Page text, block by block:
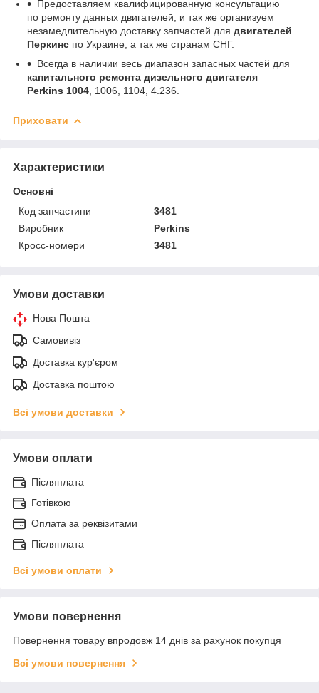
Предоставляем квалифицированную консультацию
по ремонту данных двигателей, и так же организуем
незамедлительную доставку запчастей для двигателей
Перкинс по Украине, а так же странам СНГ.
Всегда в наличии весь диапазон запасных частей для
капитального ремонта дизельного двигателя
Perkins 1004 , 1006, 1104, 4.236.
Приховати
Характеристики
Основні
Код запчастини
3481
Виробник
Perkins
Кросс-номери
3481
Умови доставки
Нова Пошта
Самовивіз
Доставка кур'єром
Доставка поштою
Всі умови доставки
Умови оплати
Післяплата
Готівкою
Оплата за реквізитами
Післяплата
Всі умови оплати
Умови повернення
Повернення товару впродовж 14 днів за рахунок покупця
Всі умови повернення